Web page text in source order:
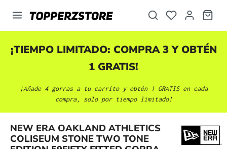
principal
¡TIEMPO LIMITADO: COMPRA 3 Y OBTÉN
1 GRATIS!
¡Añade 4 gorras a tu carrito y obtén 1 GRATIS en cada
compra, solo por tiempo limitado!
NEW ERA OAKLAND ATHLETICS
COLISEUM STONE TWO TONE
EDITION 59FIFTY FITTED GORRA
Omitir galería de imágenes